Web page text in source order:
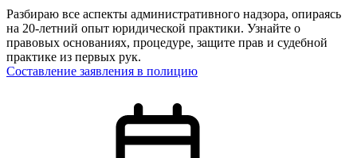
Разбираю все аспекты административного надзора, опираясь
на 20-летний опыт юридической практики. Узнайте о
правовых основаниях, процедуре, защите прав и судебной
практике из первых рук.
Составление заявления в полицию